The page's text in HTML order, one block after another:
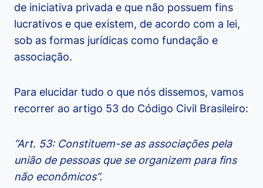
de iniciativa privada e que não possuem fins
lucrativos e que existem, de acordo com a lei,
sob as formas jurídicas como fundação e
associação.
Para elucidar tudo o que nós dissemos, vamos
recorrer ao artigo 53 do Código Civil Brasileiro:
“Art. 53: Constituem-se as associações pela
união de pessoas que se organizem para fins
não econômicos”.